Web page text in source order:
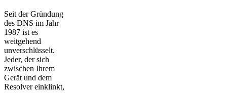
Seit der Gründung
des DNS im Jahr
1987 ist es
weitgehend
unverschlüsselt.
Jeder, der sich
zwischen Ihrem
Gerät und dem
Resolver einklinkt,